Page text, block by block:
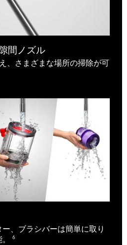
間ノズル
、さまざまな場所の掃除が可
、ブラシバーは簡単に取り
。6